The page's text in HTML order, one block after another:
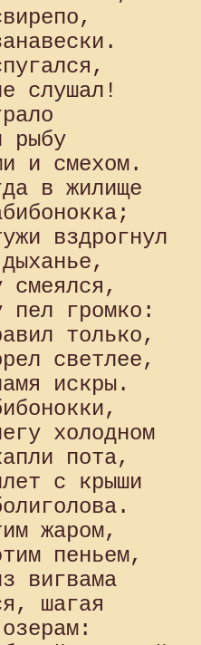
слушал!
рыбу
и смехом.
в жилище
вздрогнул
смеялся,
пел громко:
только,
светлее,
искры.
холодном
пота,
с крыши
жаром,
пеньем,
вигвама
шагая